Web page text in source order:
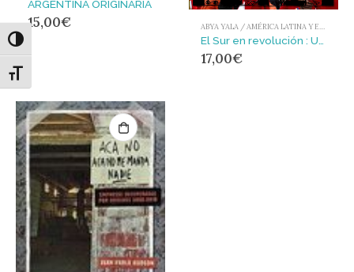
Alternar alto contraste
Alternar tamaño de letra
ARGENTINA ORIGINARIA
15,00€ ABYA YALA / AMÉRICA LATINA Y EL CARIBE
17,00€